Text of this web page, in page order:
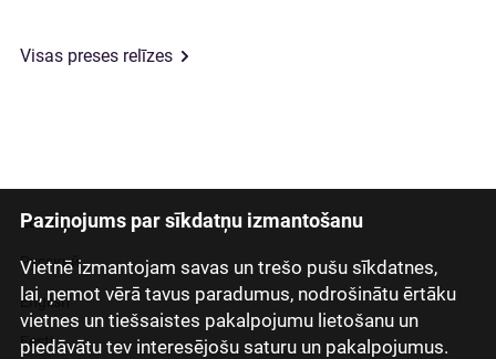
Paziņojums par sīkdatņu izmantošanu
Vietnē izmantojam savas un trešo pušu sīkdatnes,
lai, ņemot vērā tavus paradumus, nodrošinātu ērtāku
vietnes un tiešsaistes pakalpojumu lietošanu un
piedāvātu tev interesējošu saturu un pakalpojumus.
Visas preses relīzes
Latviski
Русский
English
Eesti